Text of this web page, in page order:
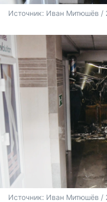
Источник: Иван Митюшёв /
Источник: Иван Митюшёв /